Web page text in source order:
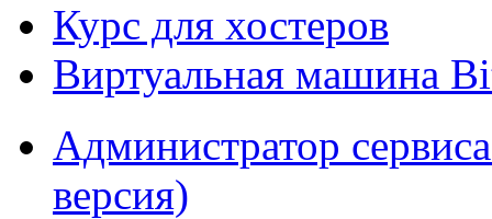
Курс для хостеров
Виртуальная машина
Администратор
версия)